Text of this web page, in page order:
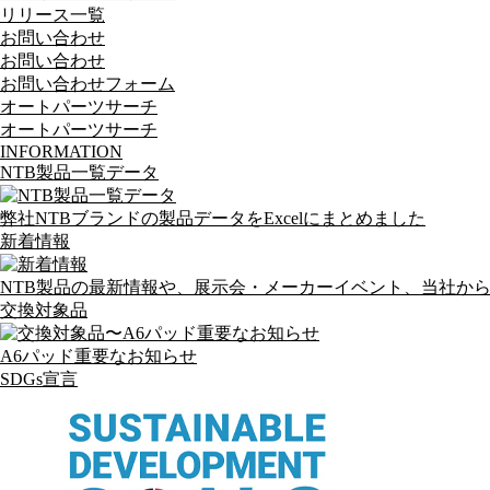
リリース一覧
お問い合わせ
お問い合わせ
お問い合わせフォーム
オートパーツサーチ
オートパーツサーチ
INFORMATION
NTB製品一覧データ
弊社NTBブランドの製品データをExcelにまとめました
新着情報
NTB製品の最新情報や、展示会・メーカーイベント、当社から
交換対象品
A6パッド重要なお知らせ
SDGs宣言